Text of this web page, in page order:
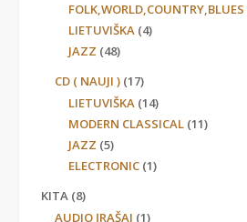
FOLK,WORLD,COUNTRY,BLUES
LIETUVIŠKA (4)
JAZZ (48)
CD ( NAUJI ) (17)
LIETUVIŠKA (14)
MODERN CLASSICAL (11)
JAZZ (5)
ELECTRONIC (1)
KITA (8)
AUDIO ĮRAŠAI (1)